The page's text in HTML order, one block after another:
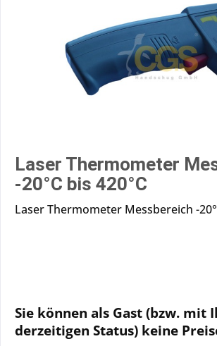
Laser Thermometer
-20°C bis 420°C
Laser Thermometer Messbereich -
Sie können als Gast (bzw. mit
derzeitigen Status) keine